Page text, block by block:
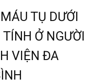
TỤ DƯỚI
Ở NGƯỜI
VIỆN ĐA